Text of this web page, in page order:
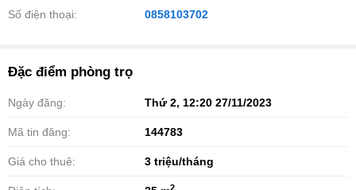
Số điện thoại: 0858103702
Đặc điểm phòng trọ
Ngày đăng: Thứ 2, 12:20 27/11/2023
Mã tin đăng: 144783
Giá cho thuê: 3 triệu/tháng
2